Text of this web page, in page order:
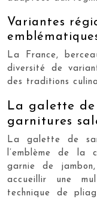
Variantes
La France,
diversité de
des traditions
La galette
garnitures
La galette de
l’emblème de la
garnie de
accueillir une
technique de